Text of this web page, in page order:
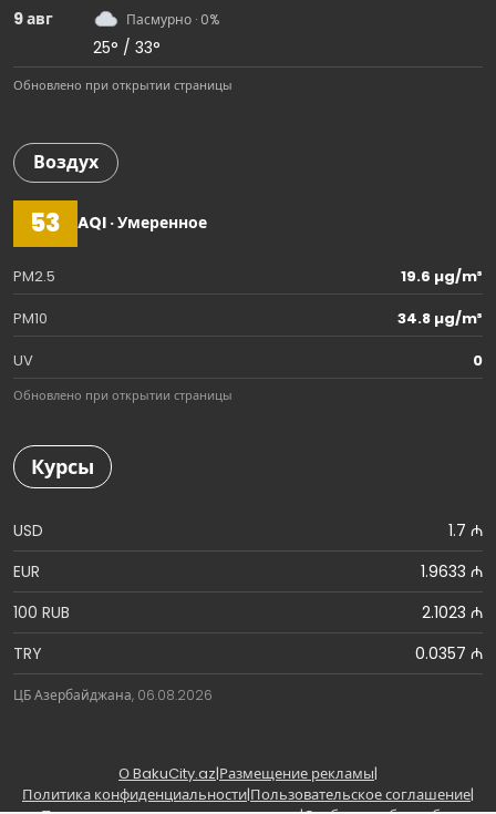
9 авг Пасмурно · 0%
25° / 33°
Обновлено при открытии страницы
Воздух
53 AQI · Умеренное
PM2.5
19.6 µg/m³
PM10
34.8 µg/m³
UV
0
Обновлено при открытии страницы
Курсы
USD
1.7 ₼
EUR
1.9633 ₼
100 RUB
2.1023 ₼
TRY
0.0357 ₼
ЦБ Азербайджана, 06.08.2026
О BakuCity.az|Размещение рекламы|
Политика конфиденциальности|Пользовательское соглашение|